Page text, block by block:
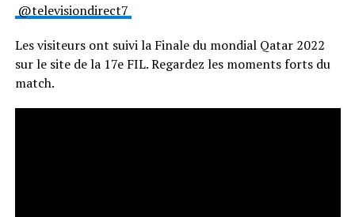
@televisiondirect7
Les visiteurs ont suivi la Finale du mondial Qatar 2022
sur le site de la 17e FIL. Regardez les moments forts du
match.